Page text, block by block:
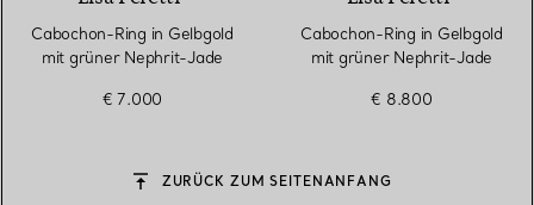
Cabochon-Ring in Gelbgold
mit grüner Nephrit-Jade
€ 7.000
Cabochon-Ring in Gelbgold
mit grüner Nephrit-Jade
€ 8.800
ZURÜCK ZUM SEITENANFANG